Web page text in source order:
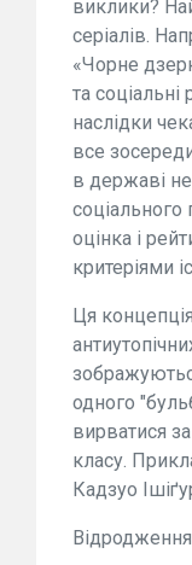
виклики?
серіалів.
«Чорне
та соціальні
наслідки
все
в державі
соціального
оцінка і
критеріями
Ця
одного
вирватися
класу.
Кадзуо
Відродження